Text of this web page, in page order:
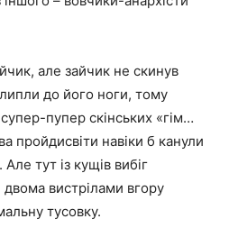
але зайчик не скинув
до його ноги, тому
пупер скінських «гім…
пройдисвіти навіки б канули
тут із кущів вибіг
вистрілами вгору
тусовку.